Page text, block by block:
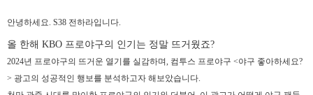
안녕하세요. S38 전하라입니다.
올 한해 KBO 프로야구의 인기는 정말 뜨거웠죠?
2024년 프로야구의 뜨거운 열기를 실감하며, 컴투스 프로야구 <야구 좋아하세요?
> 광고의 성공적인 행보를 분석하고자 해보았습니다.